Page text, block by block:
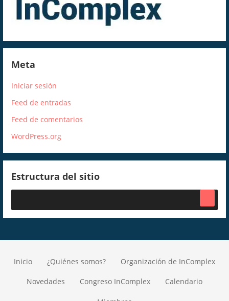
Meta
Iniciar sesión
Feed de entradas
Feed de comentarios
WordPress.org
Estructura del sitio
Inicio ¿Quiénes somos? Organización de InComplex
Novedades Congreso InComplex Calendario